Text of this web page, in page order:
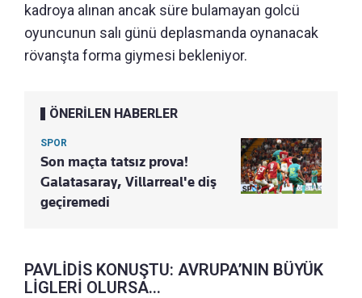
kadroya alınan ancak süre bulamayan golcü
oyuncunun salı günü deplasmanda oynanacak
rövanşta forma giymesi bekleniyor.
ÖNERİLEN HABERLER
SPOR
Son maçta tatsız prova!
Galatasaray, Villarreal'e diş
geçiremedi
PAVLİDİS KONUŞTU: AVRUPA’NIN BÜYÜK
LİGLERİ OLURSA...